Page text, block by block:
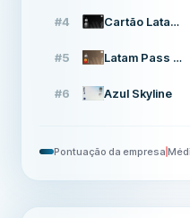
#4 Cartão Latam Pass Itaú Black
#5 Latam Pass Platinum
#6 Azul Skyline
Pontuação da empresa